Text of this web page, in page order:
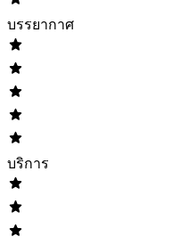
บรรยากาศ
บริการ